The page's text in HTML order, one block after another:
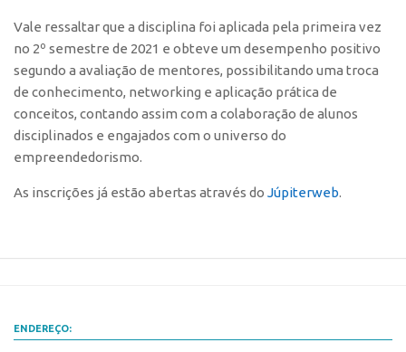
CEPIDs
CEPIX
INCTs
PRPI/USP
InovaUSP
Premiações
Vale ressaltar que a disciplina foi aplicada pela primeira vez
no 2º semestre de 2021 e obteve um desempenho positivo
segundo a avaliação de mentores, possibilitando uma troca
de conhecimento, networking e aplicação prática de
conceitos, contando assim com a colaboração de alunos
disciplinados e engajados com o universo do
empreendedorismo.
As inscrições já estão abertas através do Júpiterweb.
ENDEREÇO: